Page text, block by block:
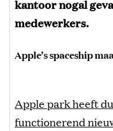
kantoor nogal
medewerkers.
Apple’s spaceship
Apple park heeft
functionerend